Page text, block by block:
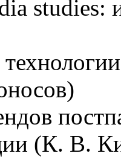
studies:
(К. В.